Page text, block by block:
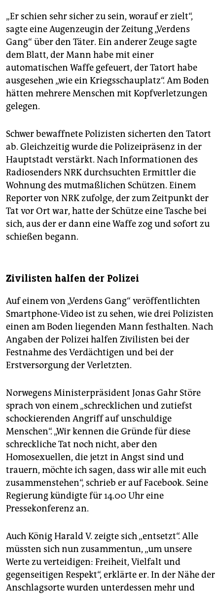
„Er schien sehr sicher zu sein, worauf er zielt“,
sagte eine Augenzeugin der Zeitung „Verdens
Gang“ über den Täter. Ein anderer Zeuge sagte
dem Blatt, der Mann habe mit einer
automatischen Waffe gefeuert, der Tatort habe
ausgesehen „wie ein Kriegsschauplatz“. Am Boden
hätten mehrere Menschen mit Kopfverletzungen
gelegen.
Schwer bewaffnete Polizisten sicherten den Tatort
ab. Gleichzeitig wurde die Polizeipräsenz in der
Hauptstadt verstärkt. Nach Informationen des
Radiosenders NRK durchsuchten Ermittler die
Wohnung des mutmaßlichen Schützen. Einem
Reporter von NRK zufolge, der zum Zeitpunkt der
Tat vor Ort war, hatte der Schütze eine Tasche bei
sich, aus der er dann eine Waffe zog und sofort zu
schießen begann.
Zivilisten halfen der Polizei
Auf einem von „Verdens Gang“ veröffentlichten
Smartphone-Video ist zu sehen, wie drei Polizisten
einen am Boden liegenden Mann festhalten. Nach
Angaben der Polizei halfen Zivilisten bei der
Festnahme des Verdächtigen und bei der
Erstversorgung der Verletzten.
Norwegens Ministerpräsident Jonas Gahr Störe
sprach von einem „schrecklichen und zutiefst
schockierenden Angriff auf unschuldige
Menschen“. „Wir kennen die Gründe für diese
schreckliche Tat noch nicht, aber den
Homosexuellen, die jetzt in Angst sind und
trauern, möchte ich sagen, dass wir alle mit euch
zusammenstehen“, schrieb er auf Facebook. Seine
Regierung kündigte für 14.00 Uhr eine
Pressekonferenz an.
Auch König Harald V. zeigte sich „entsetzt“. Alle
müssten sich nun zusammentun, „um unsere
Werte zu verteidigen: Freiheit, Vielfalt und
gegenseitigen Respekt“, erklärte er. In der Nähe der
Anschlagsorte wurden unterdessen mehr und